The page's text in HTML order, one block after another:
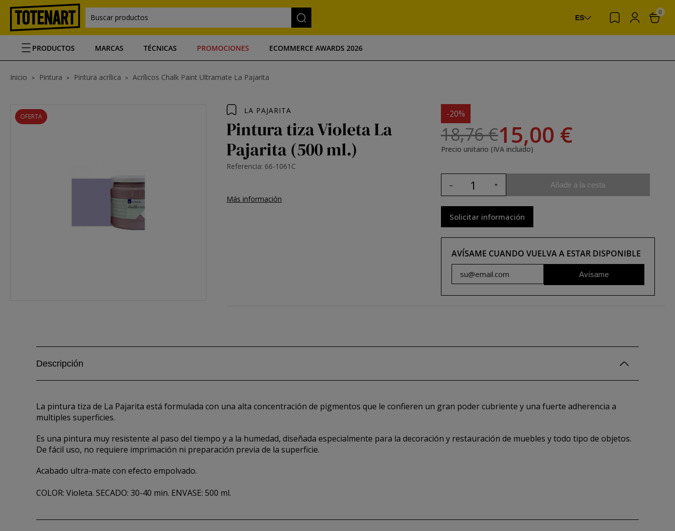
Buscar productos ES
0
PRODUCTOS MARCAS TÉCNICAS PROMOCIONES ECOMMERCE AWARDS 2026
Inicio Pintura Pintura acrílica Acrílicos Chalk Paint Ultramate La Pajarita
OFERTA
LA PAJARITA
Pintura tiza Violeta La
Pajarita (500 ml.)
Referencia: 66-1061C
Más información
-20%
18,76 €15,00 €
Precio unitario (IVA incluido)
Añadir a la cesta
Solicitar información
AVÍSAME CUANDO VUELVA A ESTAR DISPONIBLE
Avísame
Descripción
La pintura tiza de La Pajarita está formulada con una alta concentración de pigmentos que le confieren un gran poder cubriente y una fuerte adherencia a
multiples superficies.
Es una pintura muy resistente al paso del tiempo y a la humedad, diseñada especialmente para la decoración y restauración de muebles y todo tipo de objetos.
De fácil uso, no requiere imprimación ni preparación previa de la superficie.
Acabado ultra-mate con efecto empolvado.
COLOR: Violeta. SECADO: 30-40 min. ENVASE: 500 ml.